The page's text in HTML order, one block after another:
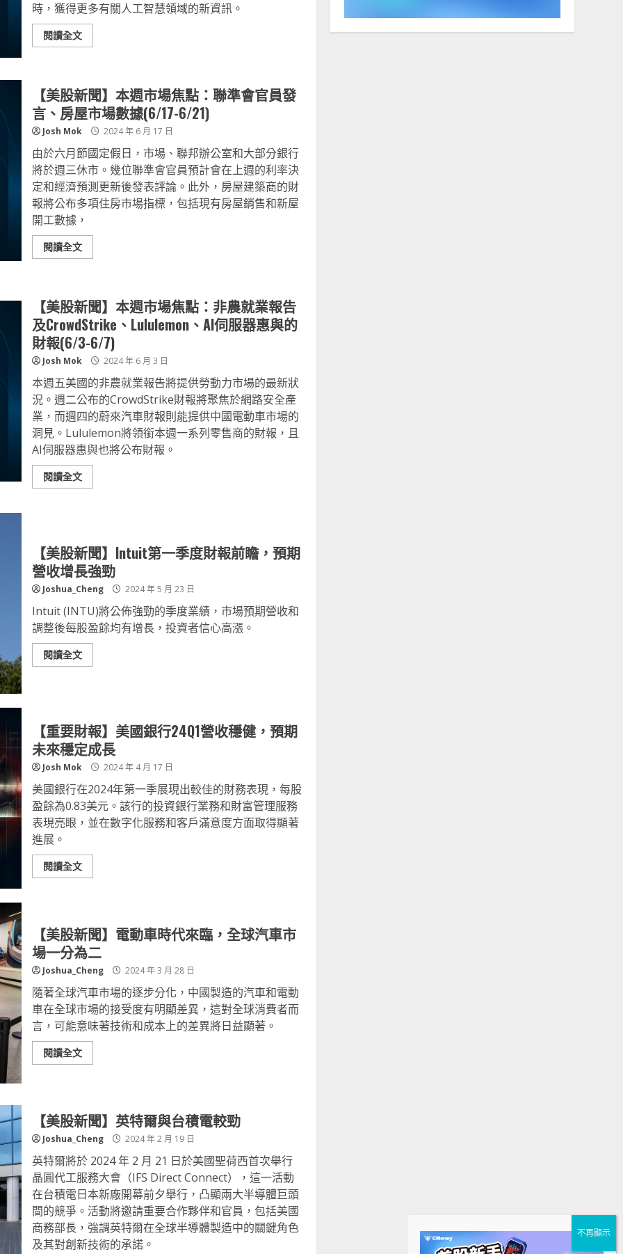
時，獲得更多有關人工智慧領域的新資訊。
閱讀全文
【美股新聞】本週市場焦點：聯準會官員發
言、房屋市場數據(6/17-6/21)
Josh Mok 2024 年 6 月 17 日
由於六月節國定假日，市場、聯邦辦公室和大部分銀行
將於週三休市。幾位聯準會官員預計會在上週的利率決
定和經濟預測更新後發表評論。此外，房屋建築商的財
報將公布多項住房市場指標，包括現有房屋銷售和新屋
開工數據，
閱讀全文
【美股新聞】本週市場焦點：非農就業報告
及CrowdStrike、Lululemon、AI伺服器惠與的
財報(6/3-6/7)
Josh Mok 2024 年 6 月 3 日
本週五美國的非農就業報告將提供勞動力市場的最新狀
況。週二公布的CrowdStrike財報將聚焦於網路安全產
業，而週四的蔚來汽車財報則能提供中國電動車市場的
洞見。Lululemon將領銜本週一系列零售商的財報，且
AI伺服器惠與也將公布財報。
閱讀全文
【美股新聞】Intuit第一季度財報前瞻，預期
營收增長強勁
Joshua_Cheng 2024 年 5 月 23 日
Intuit (INTU)將公佈強勁的季度業績，市場預期營收和
調整後每股盈餘均有增長，投資者信心高漲。
閱讀全文
【重要財報】美國銀行24Q1營收穩健，預期
未來穩定成長
Josh Mok 2024 年 4 月 17 日
美國銀行在2024年第一季展現出較佳的財務表現，每股
盈餘為0.83美元。該行的投資銀行業務和財富管理服務
表現亮眼，並在數字化服務和客戶滿意度方面取得顯著
進展。
閱讀全文
【美股新聞】電動車時代來臨，全球汽車市
場一分為二
Joshua_Cheng 2024 年 3 月 28 日
隨著全球汽車市場的逐步分化，中國製造的汽車和電動
車在全球市場的接受度有明顯差異，這對全球消費者而
言，可能意味著技術和成本上的差異將日益顯著。
閱讀全文
【美股新聞】英特爾與台積電較勁
Joshua_Cheng 2024 年 2 月 19 日
英特爾將於 2024 年 2 月 21 日於美國聖荷西首次舉行
晶圓代工服務大會（IFS Direct Connect），這一活動
在台積電日本新廠開幕前夕舉行，凸顯兩大半導體巨頭
間的競爭。活動將邀請重要合作夥伴和官員，包括美國
商務部長，強調英特爾在全球半導體製造中的關鍵角色
及其對創新技術的承諾。